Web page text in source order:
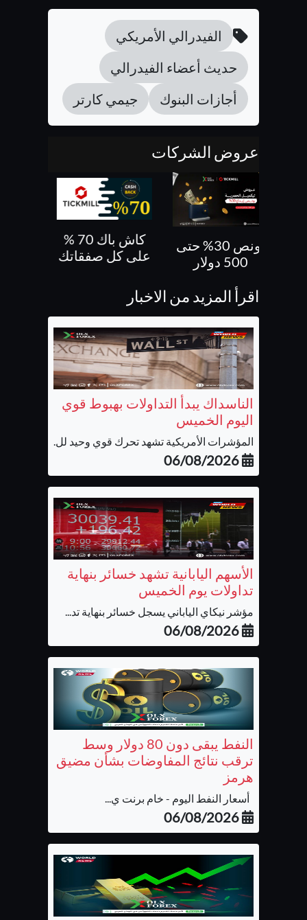
الفيدرالي الأمريكي
حديث أعضاء الفيدرالي
أجازات البنوك
جيمي كارتر
عروض الشركات
بونص 30% حتى
كاش باك 70 %
على كل صفقاتك
اقرأ المزيد من الاخبار
الناسداك يبدأ التداولات بهبوط قوي
اليوم الخميس
المؤشرات الأمريكية تشهد تحرك قوي وحيد لل...
06/08/2026
الأسهم اليابانية تشهد خسائر بنهاية
تداولات يوم الخميس
مؤشر نيكاي الياباني يسجل خسائر بنهاية تد...
06/08/2026
النفط يبقى دون 80 دولار وسط
ترقب نتائج المفاوضات بشأن مضيق
هرمز
أسعار النفط اليوم - خام برنت ي...
06/08/2026